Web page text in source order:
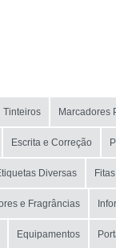
Tinteiros Marcadores
Escrita e Correção
Diversas Fitas
e Fragrâncias
Equipamentos